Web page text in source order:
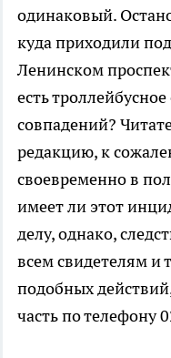
одинаковый.
куда приходили
Ленинском
есть
совпадений?
редакцию, к
своевременно в
имеет ли этот
делу, однако,
всем свидетелям и
подобных
часть по телефону